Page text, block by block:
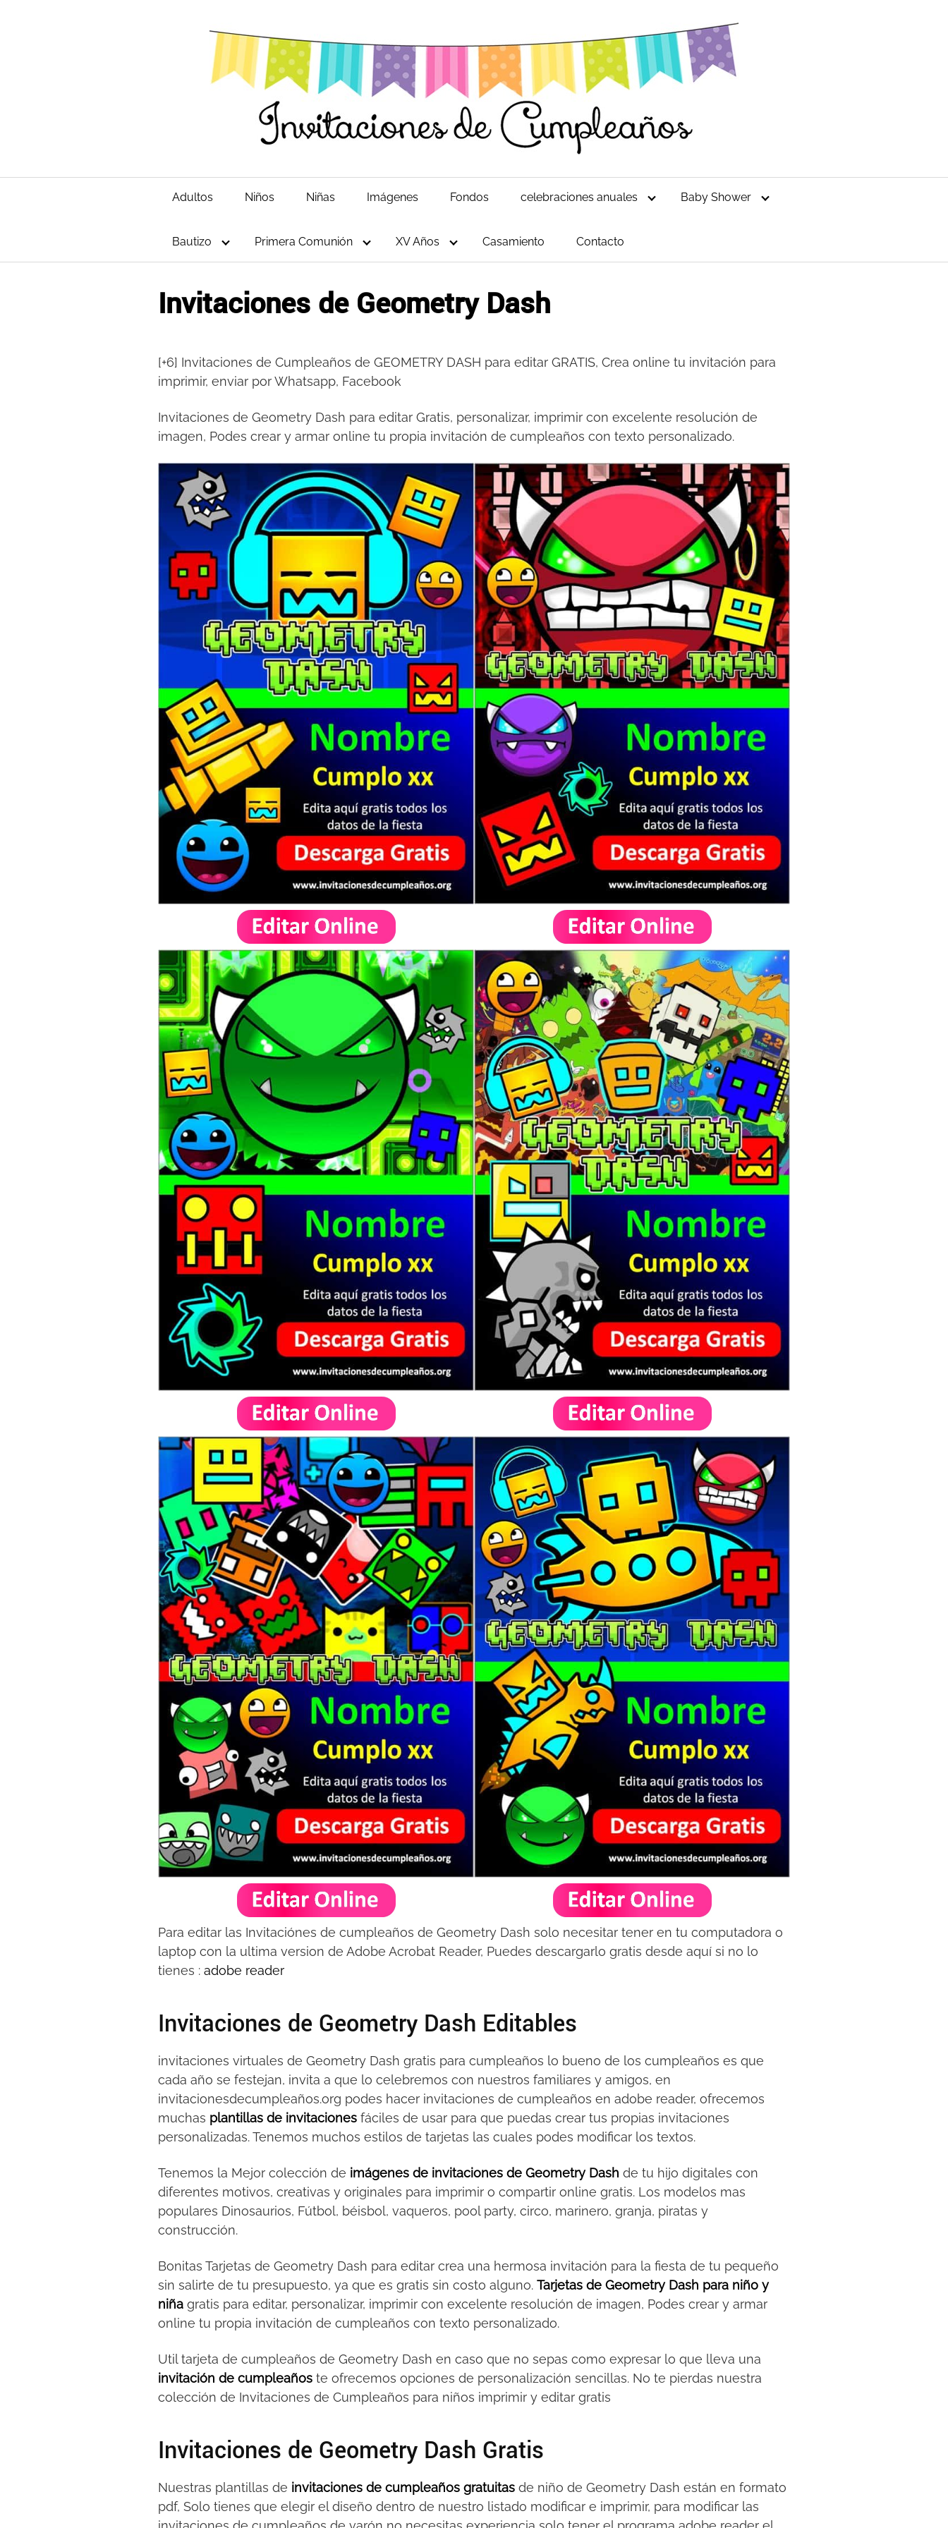
Adultos Niños Niñas Imágenes Fondos celebraciones anuales Baby Shower
Bautizo Primera Comunión XV Años Casamiento Contacto
Invitaciones de Geometry Dash
[+6] Invitaciones de Cumpleaños de GEOMETRY DASH para editar GRATIS, Crea online tu invitación para
imprimir, enviar por Whatsapp, Facebook
Invitaciones de Geometry Dash para editar Gratis, personalizar, imprimir con excelente resolución de
imagen, Podes crear y armar online tu propia invitación de cumpleaños con texto personalizado.
Para editar las Invitaciónes de cumpleaños de Geometry Dash solo necesitar tener en tu computadora o
laptop con la ultima version de Adobe Acrobat Reader, Puedes descargarlo gratis desde aquí si no lo
tienes : adobe reader
Invitaciones de Geometry Dash Editables
invitaciones virtuales de Geometry Dash gratis para cumpleaños lo bueno de los cumpleaños es que
cada año se festejan, invita a que lo celebremos con nuestros familiares y amigos, en
invitacionesdecumpleaños.org podes hacer invitaciones de cumpleaños en adobe reader, ofrecemos
muchas plantillas de invitaciones fáciles de usar para que puedas crear tus propias invitaciones
personalizadas. Tenemos muchos estilos de tarjetas las cuales podes modificar los textos.
Tenemos la Mejor colección de imágenes de invitaciones de Geometry Dash de tu hijo digitales con
diferentes motivos, creativas y originales para imprimir o compartir online gratis. Los modelos mas
populares Dinosaurios, Fútbol, béisbol, vaqueros, pool party, circo, marinero, granja, piratas y
construcción.
Bonitas Tarjetas de Geometry Dash para editar crea una hermosa invitación para la fiesta de tu pequeño
sin salirte de tu presupuesto, ya que es gratis sin costo alguno. Tarjetas de Geometry Dash para niño y
niña gratis para editar, personalizar, imprimir con excelente resolución de imagen, Podes crear y armar
online tu propia invitación de cumpleaños con texto personalizado.
Util tarjeta de cumpleaños de Geometry Dash en caso que no sepas como expresar lo que lleva una
invitación de cumpleaños te ofrecemos opciones de personalización sencillas. No te pierdas nuestra
colección de Invitaciones de Cumpleaños para niños imprimir y editar gratis
Invitaciones de Geometry Dash Gratis
Nuestras plantillas de invitaciones de cumpleaños gratuitas de niño de Geometry Dash están en formato
pdf, Solo tienes que elegir el diseño dentro de nuestro listado modificar e imprimir, para modificar las